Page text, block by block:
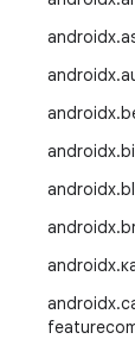
androidx.
androidx.
androidx.
androidx.
androidx.
androidx.
androidx.
androidx.